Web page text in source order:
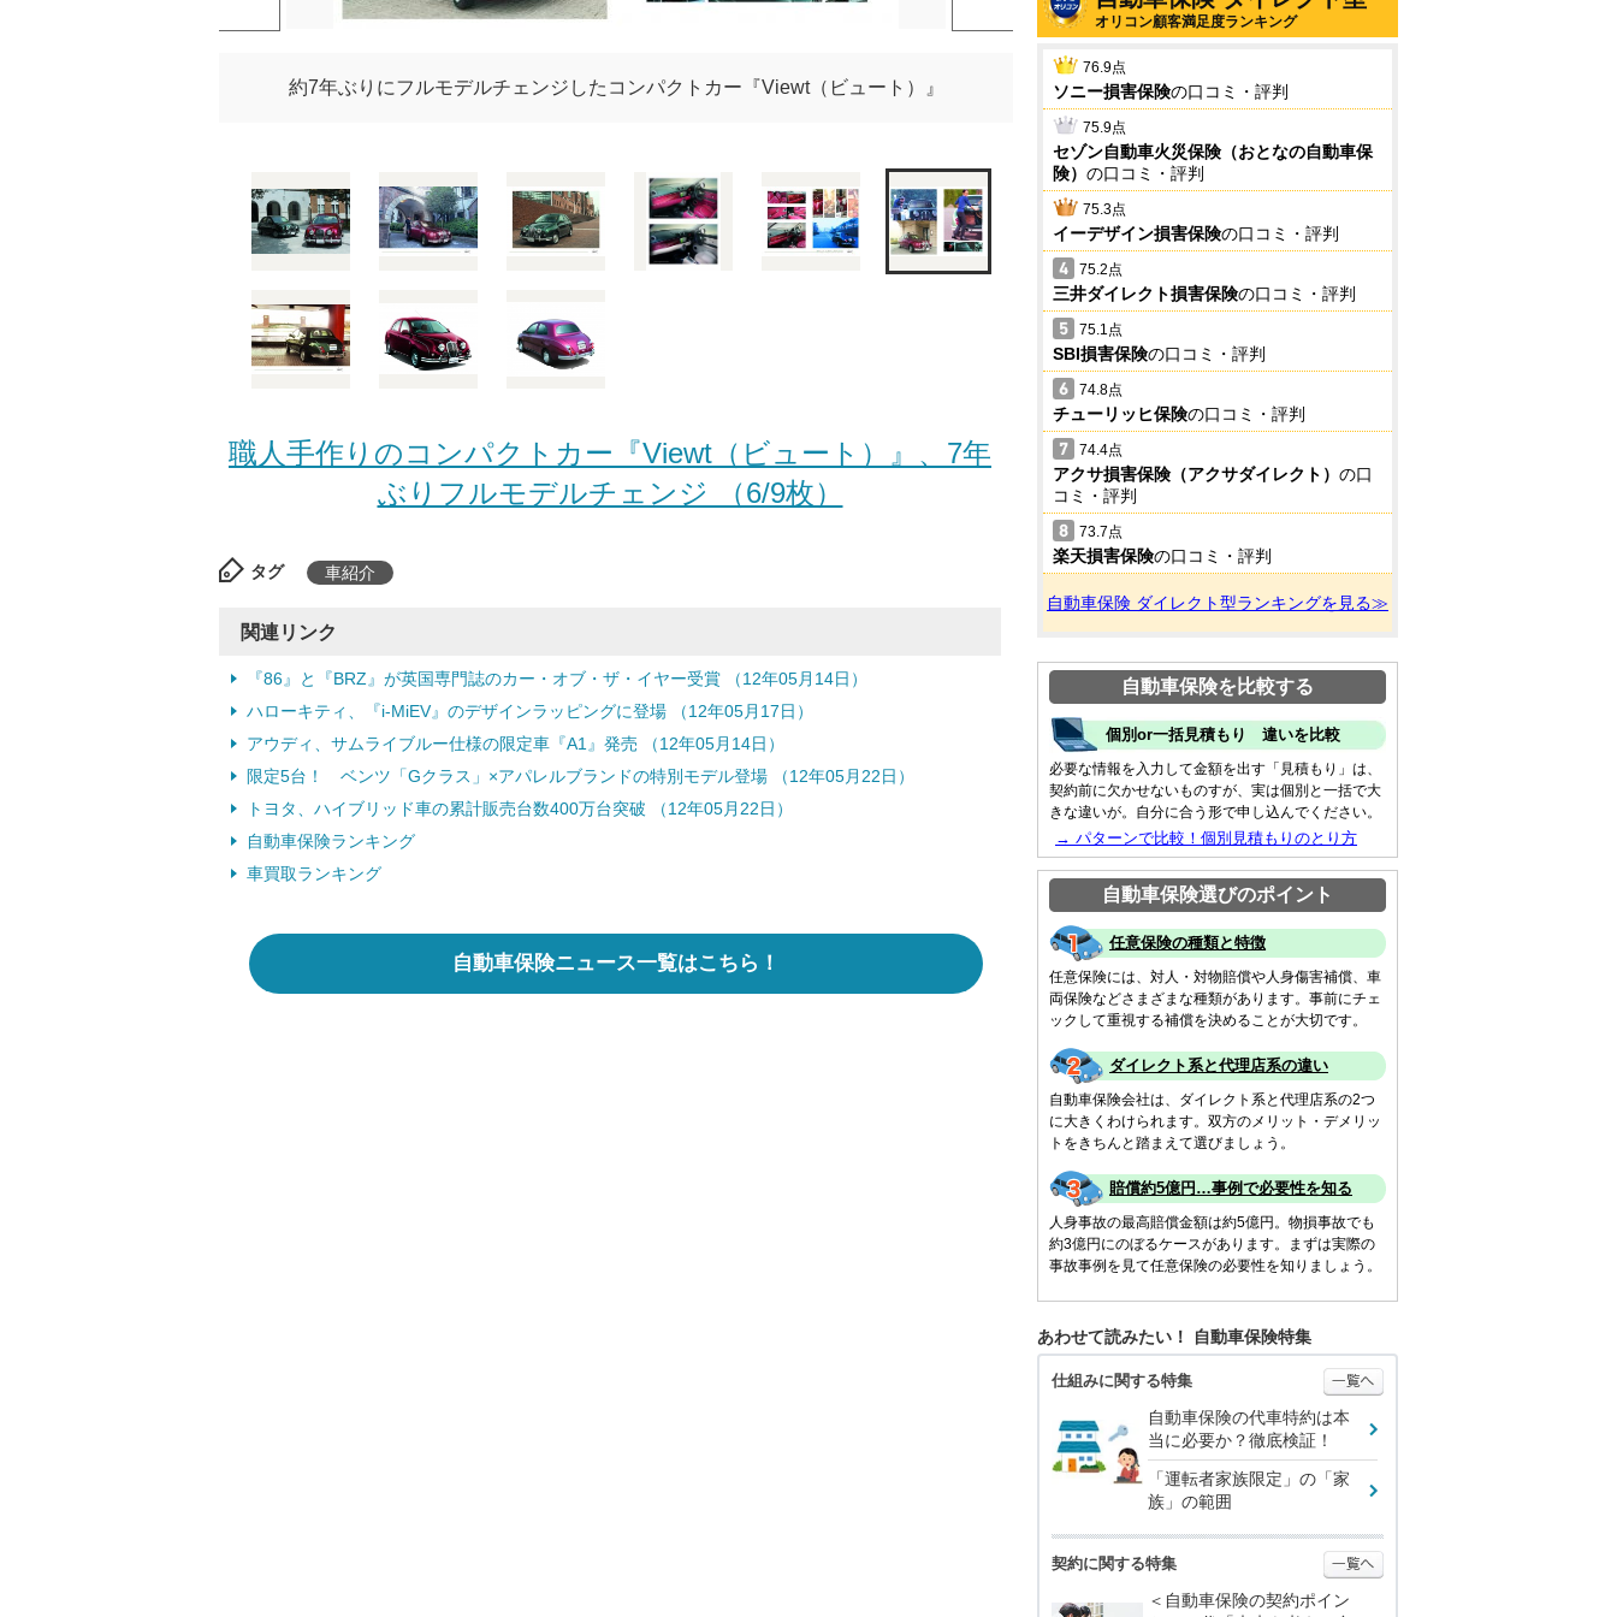
約7年ぶりにフルモデルチェンジしたコンパクトカー『Viewt（ビュート）』
職人手作りのコンパクトカー『Viewt（ビュート）』、7年
ぶりフルモデルチェンジ （6/9枚）
タグ 車紹介
関連リンク
『86』と『BRZ』が英国専門誌のカー・オブ・ザ・イヤー受賞 （12年05月14日）
ハローキティ、『i-MiEV』のデザインラッピングに登場 （12年05月17日）
アウディ、サムライブルー仕様の限定車『A1』発売 （12年05月14日）
限定5台！ ベンツ「Gクラス」×アパレルブランドの特別モデル登場 （12年05月22日）
トヨタ、ハイブリッド車の累計販売台数400万台突破 （12年05月22日）
自動車保険ランキング
車買取ランキング
自動車保険ニュース一覧はこちら！
オリコン顧客満足度ランキング
76.9点
ソニー損害保険の口コミ・評判
75.9点
セゾン自動車火災保険（おとなの自動車保
険） の口コミ・評判
75.3点
イーデザイン損害保険の口コミ・評判
75.2点
三井ダイレクト損害保険の口コミ・評判
75.1点
SBI損害保険の口コミ・評判
74.8点
チューリッヒ保険の口コミ・評判
74.4点
アクサ損害保険（アクサダイレクト） の口
コミ・評判
73.7点
楽天損害保険の口コミ・評判
自動車保険 ダイレクト型ランキングを見る≫
自動車保険を比較する
個別or一括見積もり 違いを比較
必要な情報を入力して金額を出す「見積もり」は、
契約前に欠かせないものすが、実は個別と一括で大
きな違いが。自分に合う形で申し込んでください。
→ パターンで比較！個別見積もりのとり方
自動車保険選びのポイント
任意保険の種類と特徴
任意保険には、対人・対物賠償や人身傷害補償、車
両保険などさまざまな種類があります。事前にチェ
ックして重視する補償を決めることが大切です。
ダイレクト系と代理店系の違い
自動車保険会社は、ダイレクト系と代理店系の2つ
に大きくわけられます。双方のメリット・デメリッ
トをきちんと踏まえて選びましょう。
賠償約5億円…事例で必要性を知る
人身事故の最高賠償金額は約5億円。物損事故でも
約3億円にのぼるケースがあります。まずは実際の
事故事例を見て任意保険の必要性を知りましょう。
あわせて読みたい！ 自動車保険特集
仕組みに関する特集
自動車保険の代車特約は本
当に必要か？徹底検証！
「運転者家族限定」の「家
族」の範囲
契約に関する特集
＜自動車保険の契約ポイン